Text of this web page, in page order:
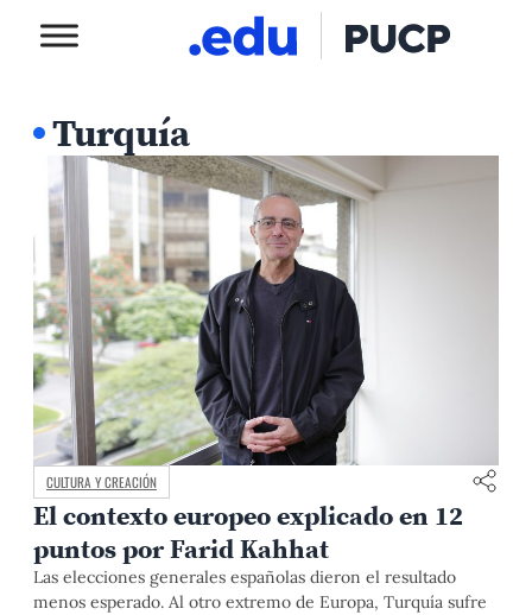
Turquía
CULTURA Y CREACIÓN
El contexto europeo explicado en 12
puntos por Farid Kahhat
Las elecciones generales españolas dieron el resultado
menos esperado. Al otro extremo de Europa, Turquía sufre